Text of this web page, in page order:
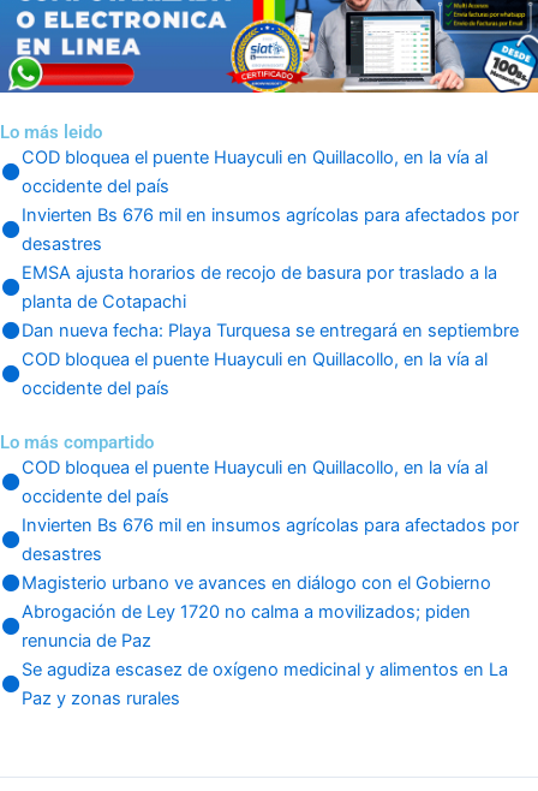
Lo más leido
COD bloquea el puente Huayculi en Quillacollo, en la vía al
occidente del país
Invierten Bs 676 mil en insumos agrícolas para afectados por
desastres
EMSA ajusta horarios de recojo de basura por traslado a la
planta de Cotapachi
Dan nueva fecha: Playa Turquesa se entregará en septiembre
COD bloquea el puente Huayculi en Quillacollo, en la vía al
occidente del país
Lo más compartido
COD bloquea el puente Huayculi en Quillacollo, en la vía al
occidente del país
Invierten Bs 676 mil en insumos agrícolas para afectados por
desastres
Magisterio urbano ve avances en diálogo con el Gobierno
Abrogación de Ley 1720 no calma a movilizados; piden
renuncia de Paz
Se agudiza escasez de oxígeno medicinal y alimentos en La
Paz y zonas rurales